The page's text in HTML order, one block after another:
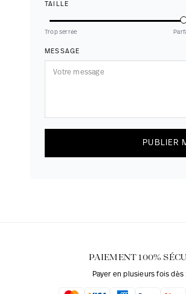
TAILLE
Trop serrée
MESSAGE
PUBLIER
PAIEMENT 100%
Payer en plusieurs fois dès